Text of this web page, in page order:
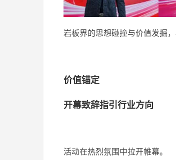
岩板界的思想碰撞与价值发掘
价值锚定
开幕致辞指引行业方向
活动在热烈氛围中拉开帷幕。